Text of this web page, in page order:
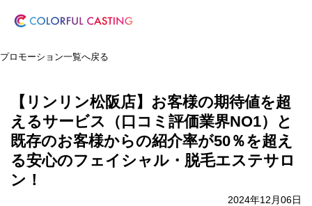
プロモーション一覧へ戻る
【リンリン松阪店】お客様の期待値を超
えるサービス（口コミ評価業界NO1）と
既存のお客様からの紹介率が50％を超え
る安心のフェイシャル・脱毛エステサロ
ン！
2024年12月06日